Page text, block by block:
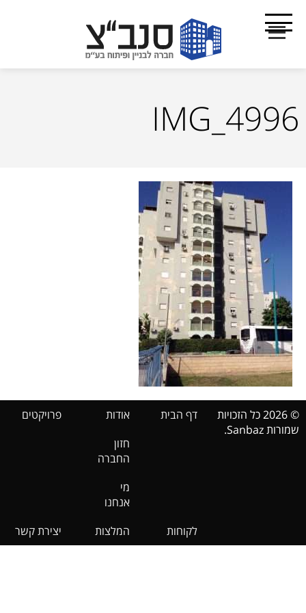
IMG_4996
© 2026 כל הזכויות
שמורות Sanbaz.
דף הבית
אודות
חזון
החברה
מי
אנחנו
פרויקטים
לקוחות המלצות יצירת קשר